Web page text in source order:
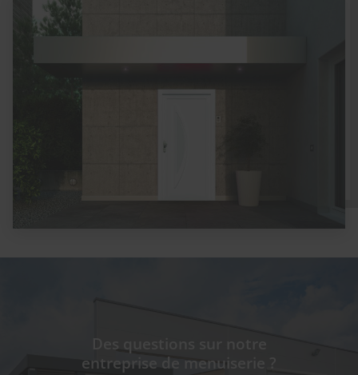
Des questions sur notre
entreprise de menuiserie ?